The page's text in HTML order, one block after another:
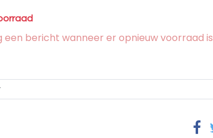
een bericht wanneer er opnieuw voorraad is